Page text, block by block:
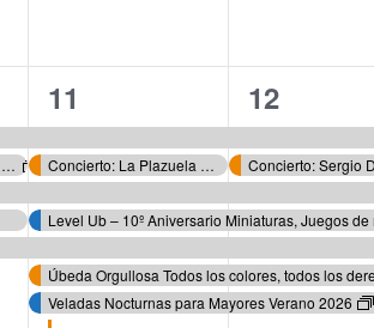
Actividades Deportivas Verano 2026
8
eventos,
11
Concierto: La Plazuela – Festival de Música de Verano de Úbeda ‘FESTMUVE’
Úbeda Orgullosa Todos los colores, todos los
Veladas Nocturnas para Mayores Verano 2026
7
eventos,
12